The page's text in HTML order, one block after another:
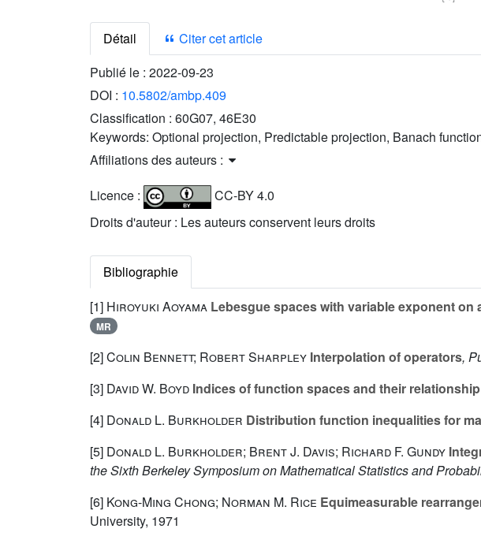
Détail
Citer cet article
Publié le : 2022-09-23
DOI : 10.5802/ambp.409
Classification : 60G07, 46E30
Keywords: Optional projection, Predictable projection, Banach
Affiliations des auteurs :
Licence :
CC-BY 4.0
Droits d'auteur : Les auteurs conservent leurs droits
Bibliographie
[1] Hiroyuki Aoyama Lebesgue spaces with variable exponent on
MR
[2]Colin Bennett; Robert Sharpley Interpolation of operators,
[3] David W. Boyd Indices of function spaces and their
[4] Donald L. Burkholder Distribution function inequalities for
[5] Donald L. Burkholder; Brent J. Davis; Richard F. Gundy
the Sixth Berkeley Symposium on Mathematical Statistics and
[6] Kong-Ming Chong; Norman M. Rice Equimeasurable
University, 1971